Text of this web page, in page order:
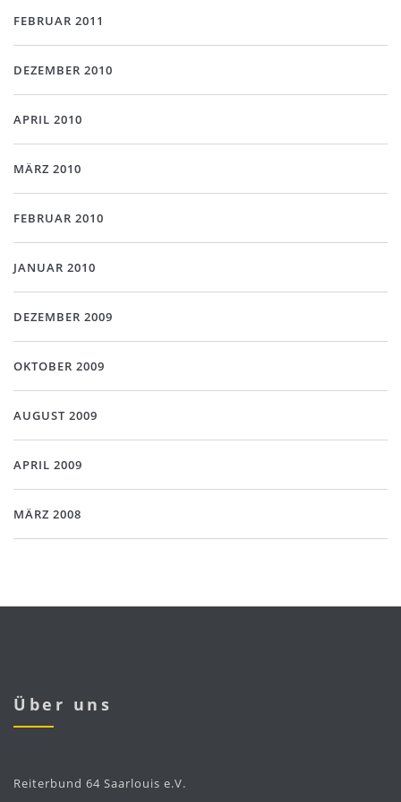
FEBRUAR 2011
DEZEMBER 2010
APRIL 2010
MÄRZ 2010
FEBRUAR 2010
JANUAR 2010
DEZEMBER 2009
OKTOBER 2009
AUGUST 2009
APRIL 2009
MÄRZ 2008
Über uns
Reiterbund 64 Saarlouis e.V.